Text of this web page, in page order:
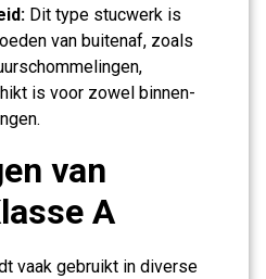
Dit type stucwerk is
van buitenaf, zoals
is voor zowel binnen-
van
A
vaak gebruikt in diverse